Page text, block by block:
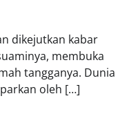
dikejutkan kabar
membuka
tangganya. Dunia
oleh […]